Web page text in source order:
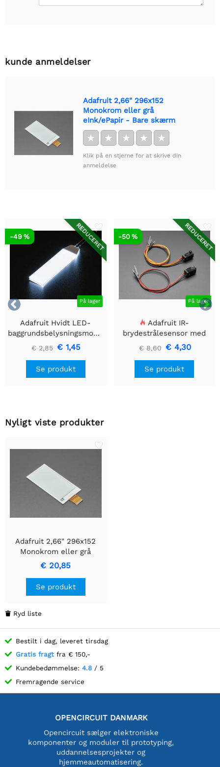
kunde anmeldelser
Adafruit 2,66" 296x152
Monokrom eller grå
eInk/ePapir - Bare skærm
★ ★ ★ ★ ★
Klik på en stjerne for at skrive din
anmeldelse


REDUCERET
På lager
-49 %
Adafruit Hvidt LED-
baggrundsbelysningsmodul
- Lille 12mm x 40mm
€ 2,85 € 1,45
Se produkt
REDUCERET
På lager
-50 %
Adafruit IR-
brydestrålesensor med
premium ledningsstuds -
5 mm LED'er
€ 8,60 € 4,30
Se produkt
Nyligt viste produkter
Adafruit 2,66" 296x152
Monokrom eller grå
eInk/ePapir - Bare skærm
€ 20,85
Se produkt
 Ryd liste
Bestilt i dag, leveret tirsdag
Gratis fragt fra € 150,-
Kundebedømmelse: 4.8 / 5
Fremragende service
OPENCIRCUIT DANMARK
Opencircuit sælger elektroniske
komponenter og moduler til prototyping,
uddannelsesprojekter og
hjemmeautomatisering.